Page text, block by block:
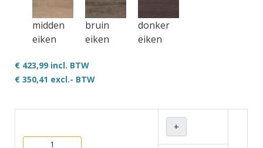
midden
eiken
bruin
eiken
donker
eiken
€ 423,99 incl. BTW
€ 350,41 excl.- BTW
+